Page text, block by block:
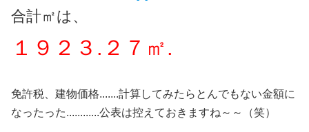
合計㎡は、
１９２３.２７㎡.
免許税、建物価格.......計算してみたらとんでもない金額に
なったった............公表は控えておきますね～～（笑）